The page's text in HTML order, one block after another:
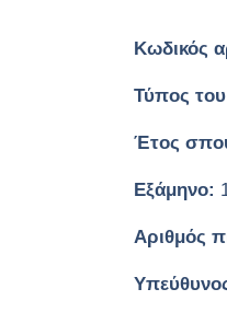
Κωδικός
Τύπος
Έτος
Εξάμηνο:
Αριθμός